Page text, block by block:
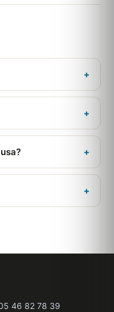
+
può essere sostituito.
+
attrezzi.
+
+
46 82 78 39